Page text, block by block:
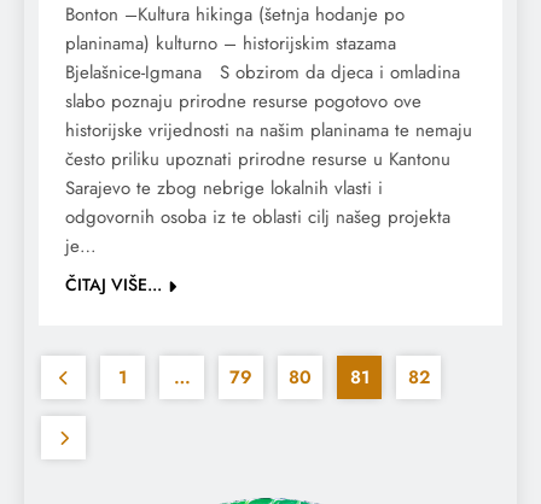
Bonton –Kultura hikinga (šetnja hodanje po
planinama) kulturno – historijskim stazama
Bjelašnice-Igmana S obzirom da djeca i omladina
slabo poznaju prirodne resurse pogotovo ove
historijske vrijednosti na našim planinama te nemaju
često priliku upoznati prirodne resurse u Kantonu
Sarajevo te zbog nebrige lokalnih vlasti i
odgovornih osoba iz te oblasti cilj našeg projekta
je…
ČITAJ VIŠE...
1 … 79 80 81 82